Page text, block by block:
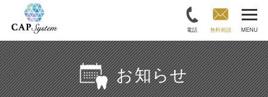
電話 無料相談 MENU
お知らせ